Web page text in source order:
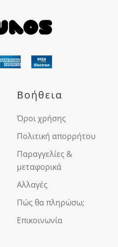
Βοήθεια
Όροι χρήσης
Πολιτική απορρήτου
Παραγγελίες &
μεταφορικά
Αλλαγές
Πώς θα πληρώσω;
Επικοινωνία